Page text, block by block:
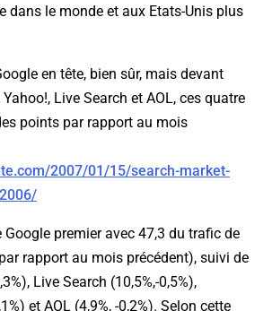
dans le monde et aux Etats-Unis plus
en tête, bien sûr, mais devant
Live Search et AOL, ces quatre
points par rapport au mois
2007/01/15/search-market-
Google premier avec 47,3 du trafic de
rapport au mois précédent), suivi de
Live Search (10,5%,-0,5%),
et AOL (4,9%, -0,2%). Selon cette